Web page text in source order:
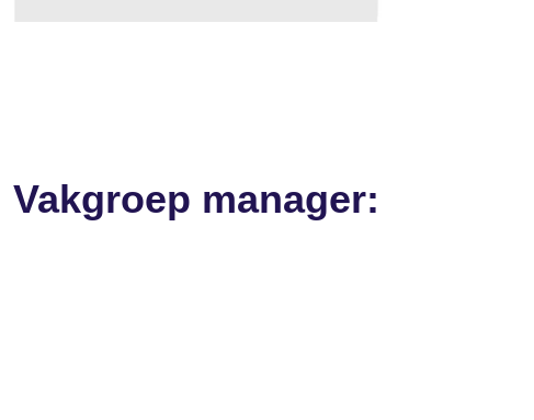
Vakgroep manager: